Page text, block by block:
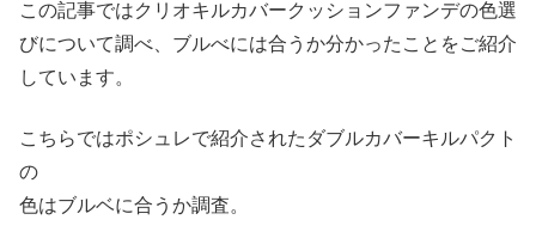
この記事ではクリオキルカバークッションファンデの色選
びについて調べ、ブルべには合うか分かったことをご紹介
しています。
こちらではポシュレで紹介されたダブルカバーキルパクト
の
色はブルベに合うか調査。